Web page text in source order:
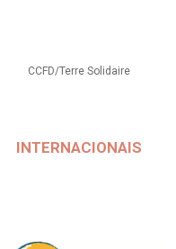
CCFD/Terre Solidaire
INTERNACIONAIS